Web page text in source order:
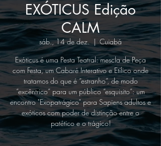
EXÓTICUS Edição
CALM
sáb., 14 de dez.
  |
Cuiabá
Exóticus é uma Pesta Teatral: mescla de Peça
com Festa, um Cabaré Interativo e Etílico onde
tratamos do que é “estranho”, de modo
“excêntrico” para um público “esquisito”: um
encontro "Exopatrágico" para Sapiens adultos e
exóticos com poder de distinção entre o
patético e o trágico!